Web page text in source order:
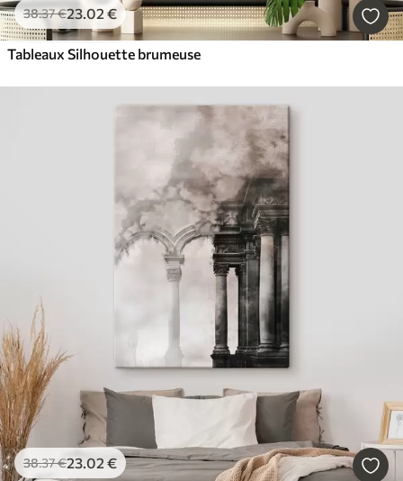
38.37€23.02 €
Tableaux Silhouette brumeuse
38.37€23.02 €